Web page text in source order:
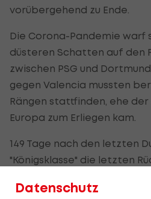
vorübergehend zu Ende.
Die Corona-Pandemie warf
düsteren Schatten auf den
zwischen PSG und
gegen Valencia mussten
Rängen stattfinden, ehe
Europa zum Erliegen kam.
149 Tage nach den letzten
"Königsklasse" die letzten
Teams in Lissabon zu einem
Datenschutz